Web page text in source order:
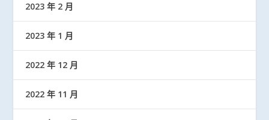
2023 年 2 月
2023 年 1 月
2022 年 12 月
2022 年 11 月